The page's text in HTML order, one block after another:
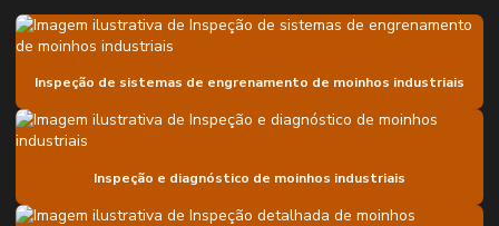
Caminho crítico de grandes paradas
Confiabilidade lcc
Diagnóstico de engrenamento em moinhos
Diagnóstico de sistema de engrenamento em moinhos
Empresa de confiabilidade lcc
Inspeção de sistemas de engrenamento de moinhos industriais
Inspeção e diagnóstico de moinhos industriais